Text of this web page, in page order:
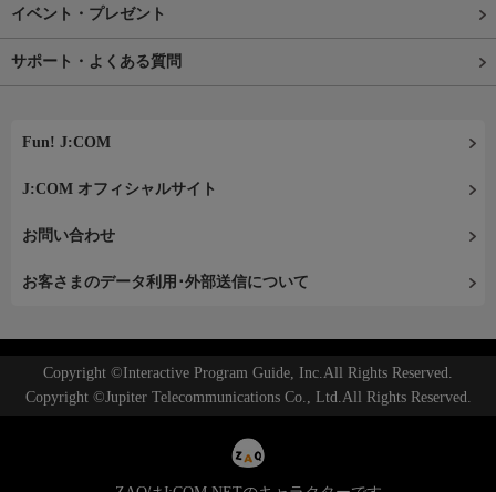
イベント・プレゼント
サポート・よくある質問
Fun! J:COM
J:COM オフィシャルサイト
お問い合わせ
お客さまのデータ利用･外部送信について
Copyright ©Interactive Program Guide, Inc.All Rights Reserved.
Copyright ©Jupiter Telecommunications Co., Ltd.All Rights Reserved.